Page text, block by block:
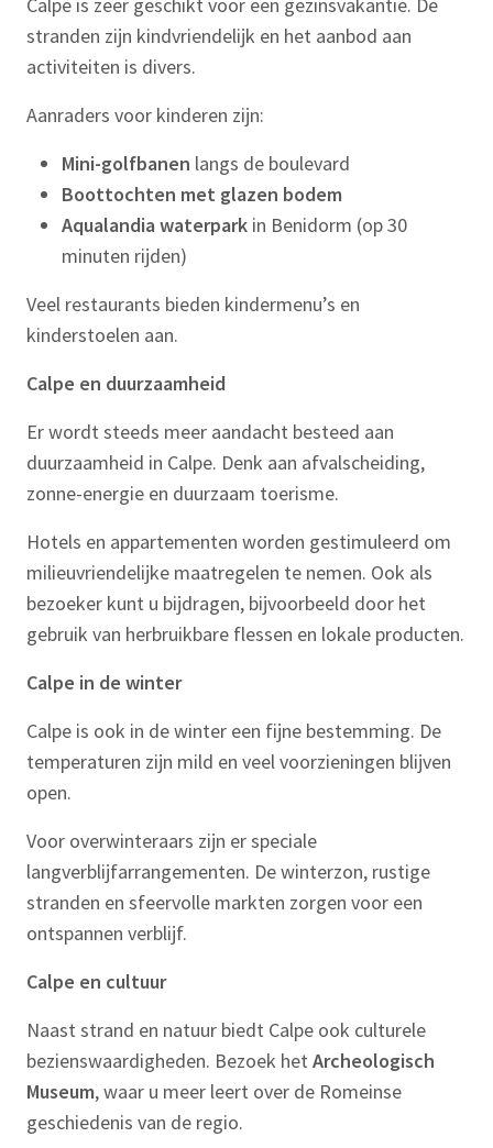
Calpe is zeer geschikt voor een gezinsvakantie. De
stranden zijn kindvriendelijk en het aanbod aan
activiteiten is divers.
Aanraders voor kinderen zijn:
Mini-golfbanen langs de boulevard
Boottochten met glazen bodem
Aqualandia waterpark in Benidorm (op 30
minuten rijden)
Veel restaurants bieden kindermenu’s en
kinderstoelen aan.
Calpe en duurzaamheid
Er wordt steeds meer aandacht besteed aan
duurzaamheid in Calpe. Denk aan afvalscheiding,
zonne-energie en duurzaam toerisme.
Hotels en appartementen worden gestimuleerd om
milieuvriendelijke maatregelen te nemen. Ook als
bezoeker kunt u bijdragen, bijvoorbeeld door het
gebruik van herbruikbare flessen en lokale producten.
Calpe in de winter
Calpe is ook in de winter een fijne bestemming. De
temperaturen zijn mild en veel voorzieningen blijven
open.
Voor overwinteraars zijn er speciale
langverblijfarrangementen. De winterzon, rustige
stranden en sfeervolle markten zorgen voor een
ontspannen verblijf.
Calpe en cultuur
Naast strand en natuur biedt Calpe ook culturele
bezienswaardigheden. Bezoek het Archeologisch
Museum, waar u meer leert over de Romeinse
geschiedenis van de regio.